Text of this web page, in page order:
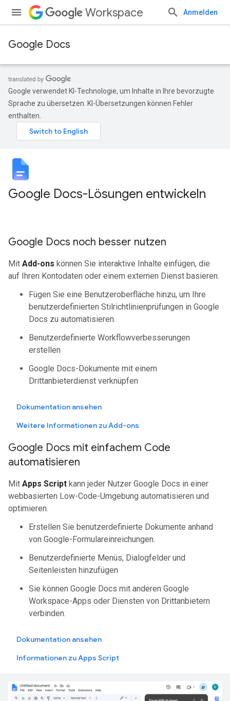
Workspace Anmelden
Google Docs
Google verwendet KI-Technologie, um Inhalte in Ihre bevorzugte
Sprache zu übersetzen. KI-Übersetzungen können Fehler
enthalten.
Google Docs-Lösungen entwickeln
Google Docs noch besser nutzen
Mit Add-ons können Sie interaktive Inhalte einfügen, die
auf Ihren Kontodaten oder einem externen Dienst basieren.
Fügen Sie eine Benutzeroberfläche hinzu, um Ihre
benutzerdefinierten Stilrichtlinienprüfungen in Google
Docs zu automatisieren.
Benutzerdefinierte Workflowverbesserungen
erstellen
Google Docs-Dokumente mit einem
Drittanbieterdienst verknüpfen
Dokumentation ansehen
Weitere Informationen zu Add-ons
Google Docs mit einfachem Code
automatisieren
Mit Apps Script kann jeder Nutzer Google Docs in einer
webbasierten Low-Code-Umgebung automatisieren und
optimieren.
Erstellen Sie benutzerdefinierte Dokumente anhand
von Google-Formulareinreichungen.
Benutzerdefinierte Menüs, Dialogfelder und
Seitenleisten hinzufügen
Sie können Google Docs mit anderen Google
Workspace-Apps oder Diensten von Drittanbietern
verbinden.
Dokumentation ansehen
Informationen zu Apps Script